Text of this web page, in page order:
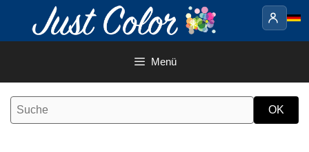
Inhalt
Menü